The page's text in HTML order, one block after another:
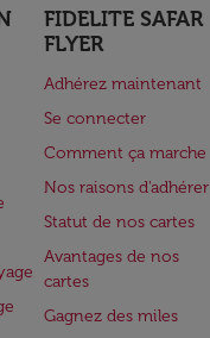
FIDELITE SAFAR
FLYER
Adhérez maintenant
Se connecter
Comment ça marche
Nos raisons d'adhérer
Statut de nos cartes
Avantages de nos
cartes
Gagnez des miles